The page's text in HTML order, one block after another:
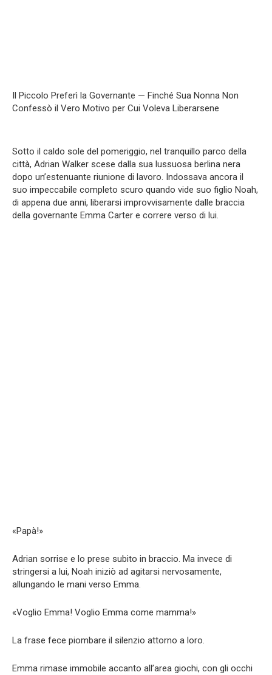
Il Piccolo Preferì la Governante — Finché Sua Nonna Non
Confessò il Vero Motivo per Cui Voleva Liberarsene
Sotto il caldo sole del pomeriggio, nel tranquillo parco della
città, Adrian Walker scese dalla sua lussuosa berlina nera
dopo un’estenuante riunione di lavoro. Indossava ancora il
suo impeccabile completo scuro quando vide suo figlio Noah,
di appena due anni, liberarsi improvvisamente dalle braccia
della governante Emma Carter e correre verso di lui.
«Papà!»
Adrian sorrise e lo prese subito in braccio. Ma invece di
stringersi a lui, Noah iniziò ad agitarsi nervosamente,
allungando le mani verso Emma.
«Voglio Emma! Voglio Emma come mamma!»
La frase fece piombare il silenzio attorno a loro.
Emma rimase immobile accanto all’area giochi, con gli occhi